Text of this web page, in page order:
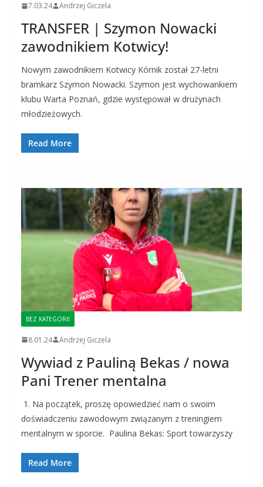
7.03.24 Andrzej Giczela
TRANSFER | Szymon Nowacki
zawodnikiem Kotwicy!
Nowym zawodnikiem Kotwicy Kórnik został 27-letni
bramkarz Szymon Nowacki. Szymon jest wychowankiem
klubu Warta Poznań, gdzie występował w drużynach
młodzieżowych.
Read More
BEZ KATEGORII
8.01.24 Andrzej Giczela
Wywiad z Pauliną Bekas / nowa
Pani Trener mentalna
1. Na początek, proszę opowiedzieć nam o swoim
doświadczeniu zawodowym związanym z treningiem
mentalnym w sporcie. Paulina Bekas: Sport towarzyszy
Read More